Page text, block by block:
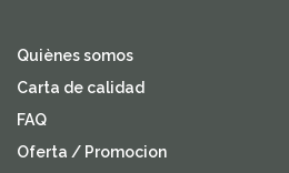
Quiènes somos
Carta de calidad
FAQ
Oferta / Promocion